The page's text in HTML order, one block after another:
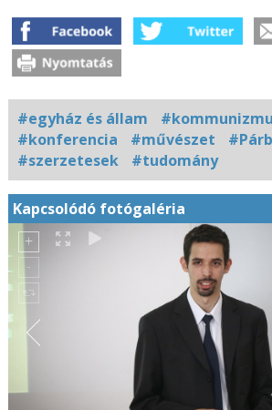
#egyház és állam
#konferencia
#művészet
#szerzetesek
#tudomány
Kapcsolódó fotógaléria